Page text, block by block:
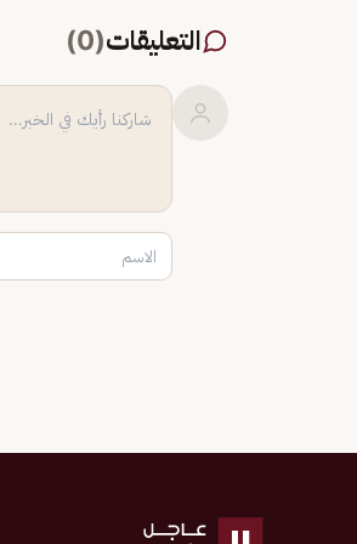
التعليقات(
0
)